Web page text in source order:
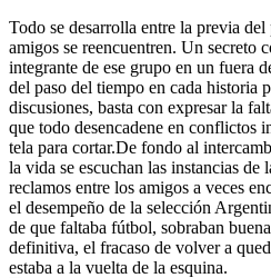
Todo se desarrolla entre la previa
amigos se reencuentren. Un secreto
integrante de ese grupo en un fuera
del paso del tiempo en cada historia
discusiones, basta con expresar la
que todo desencadene en conflictos
tela para cortar.De fondo al
la vida se escuchan las instancias
reclamos entre los amigos a veces
el desempeño de la selección
de que faltaba fútbol, sobraban
definitiva, el fracaso de volver a
estaba a la vuelta de la esquina.